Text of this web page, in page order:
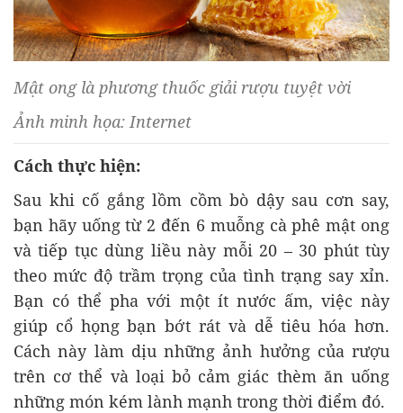
Mật ong là phương thuốc giải rượu tuyệt vời
Ảnh minh họa: Internet
Cách thực hiện:
Sau khi cố gắng lồm cồm bò dậy sau cơn say,
bạn hãy uống từ 2 đến 6 muỗng cà phê mật ong
và tiếp tục dùng liều này mỗi 20 – 30 phút tùy
theo mức độ trầm trọng của tình trạng say xỉn.
Bạn có thể pha với một ít nước ấm, việc này
giúp cổ họng bạn bớt rát và dễ tiêu hóa hơn.
Cách này làm dịu những ảnh hưởng của rượu
trên cơ thể và loại bỏ cảm giác thèm ăn uống
những món kém lành mạnh trong thời điểm đó.